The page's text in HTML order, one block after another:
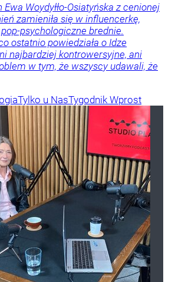
Woydyłło-Osiatyńska z cenionej
zamieniła się w influencerkę,
psychologiczne brednie.
ostatnio powiedziała o Idze
najbardziej kontrowersyjne, ani
w tym, że wszyscy udawali, że
Tylko u NasTygodnik Wprost